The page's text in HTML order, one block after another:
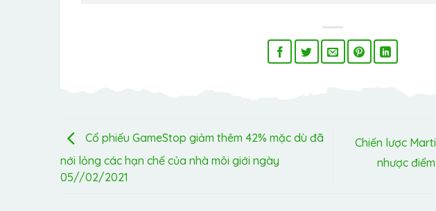
Cổ phiếu GameStop giảm thêm 42% mặc dù đã
nới lỏng các hạn chế của nhà môi giới ngày
05//02/2021
Chiến lược
nhược